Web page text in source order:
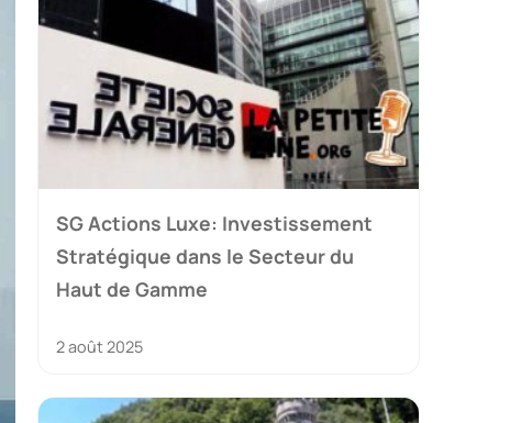
SG Actions Luxe: Investissement
Stratégique dans le Secteur du
Haut de Gamme
2 août 2025